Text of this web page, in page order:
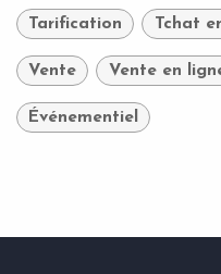
Tarification Tchat
Vente Vente en
Événementiel